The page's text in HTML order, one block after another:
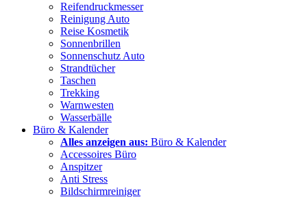
Reifendruckmesser
Reinigung Auto
Reise Kosmetik
Sonnenbrillen
Sonnenschutz Auto
Strandtücher
Taschen
Trekking
Warnwesten
Wasserbälle
Büro & Kalender
Alles anzeigen aus: Büro & Kalender
Accessoires Büro
Anspitzer
Anti Stress
Bildschirmreiniger